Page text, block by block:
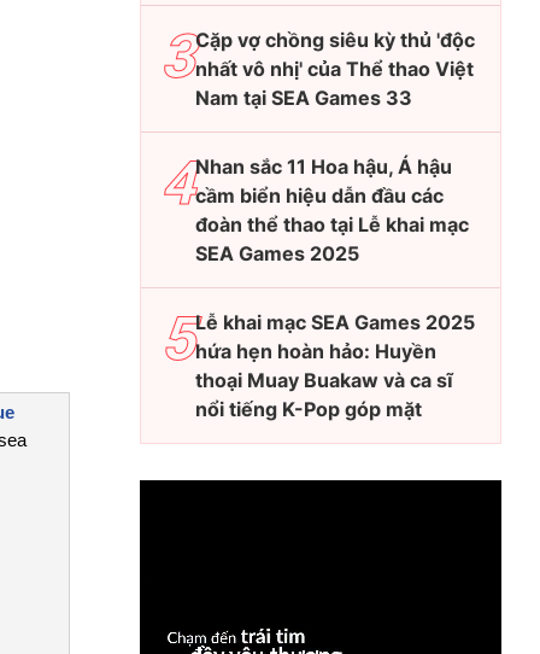
Cặp vợ chồng siêu kỳ thủ 'độc
nhất vô nhị' của Thể thao Việt
Nam tại SEA Games 33
Nhan sắc 11 Hoa hậu, Á hậu
cầm biển hiệu dẫn đầu các
đoàn thể thao tại Lễ khai mạc
SEA Games 2025
Lễ khai mạc SEA Games 2025
hứa hẹn hoàn hảo: Huyền
thoại Muay Buakaw và ca sĩ
nổi tiếng K-Pop góp mặt